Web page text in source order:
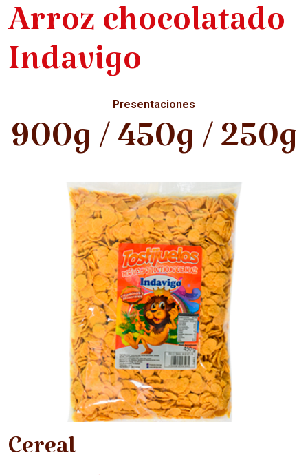
Arroz chocolatado
Indavigo
Presentaciones
900g / 450g / 250g
Cereal